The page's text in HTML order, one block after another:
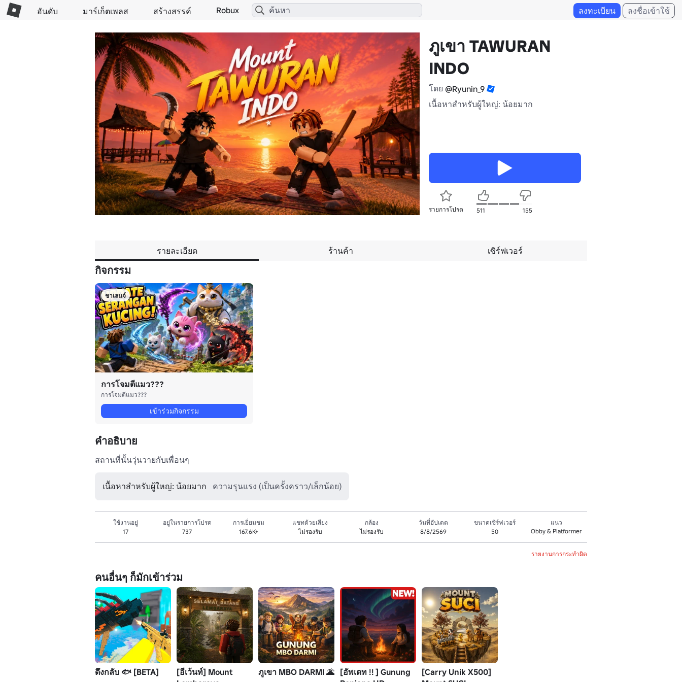
อันดับ มาร์เก็ตเพลส สร้างสรรค์ Robux ลงทะเบียน ลงชื่อเข้าใช้
ภูเขา TAWURAN
INDO
โดย @Ryunin_9
เนื้อหาสำหรับผู้ใหญ่: น้อยมาก
รายการโปรด 511 155
รายละเอียด ร้านค้า เซิร์ฟเวอร์
กิจกรรม
ชาเลนจ์
การโจมตีแมว???
การโจมตีแมว???
เข้าร่วมกิจกรรม
คำอธิบาย
สถานที่นั้นวุ่นวายกับเพื่อนๆ
เนื้อหาสำหรับผู้ใหญ่: น้อยมาก ความรุนแรง (เป็นครั้งคราว/เล็กน้อย)
ใช้งานอยู่
17
อยู่ในรายการโปรด
737
การเยี่ยมชม
167.6K+
แชทด้วยเสียง
ไม่รองรับ
กล้อง
ไม่รองรับ
วันที่อัปเดต
8/8/2569
ขนาดเซิร์ฟเวอร์
50
แนว
Obby & Platformer
รายงานการกระทำผิด
คนอื่นๆ ก็มักเข้าร่วม
ดึงกลับ 🐟 [BETA]
[อีเว้นท์] Mount
ภูเขา MBO DARMI 🌋 [อัพเดท !! ] Gunung
[Carry Unik X500]